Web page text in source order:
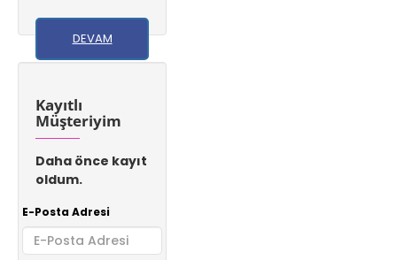
DEVAM
Kayıtlı
Müşteriyim
Daha önce kayıt
oldum.
E-Posta Adresi